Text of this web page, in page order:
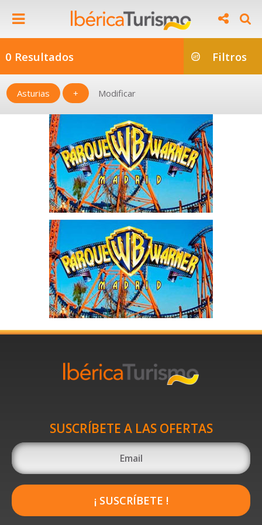
0 Resultados Filtros
Asturias + Modificar
SUSCRÍBETE A LAS OFERTAS
¡ SUSCRÍBETE !